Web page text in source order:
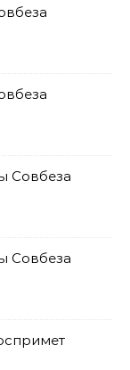
Совбеза
Совбеза